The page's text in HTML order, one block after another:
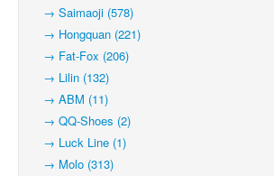
→ Saimaoji (578)
→ Hongquan (221)
→ Fat-Fox (206)
→ Lilin (132)
→ ABM (11)
→ QQ-Shoes (2)
→ Luck Line (1)
→ Molo (313)